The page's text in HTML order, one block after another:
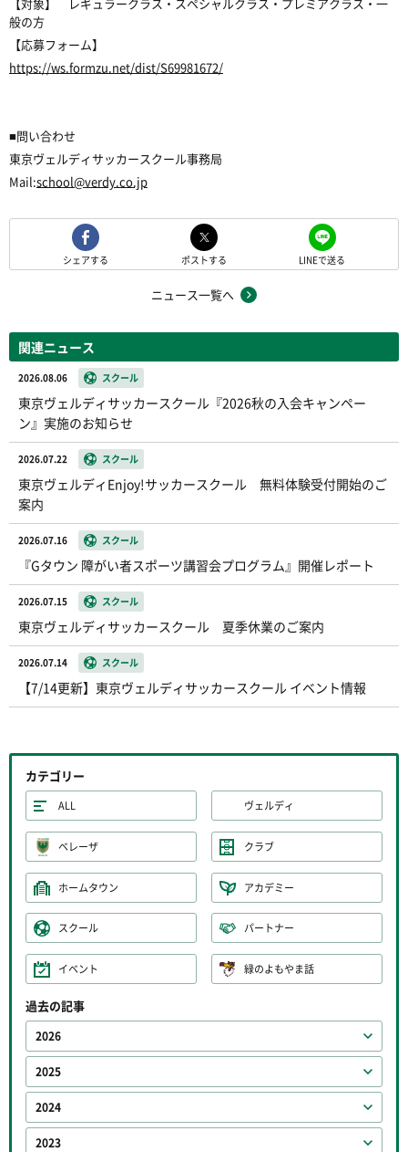
般の方
【応募フォーム】
https://ws.formzu.net/dist/S69981672/
■問い合わせ
東京ヴェルディサッカースクール事務局
Mail:school@verdy.co.jp
シェアする ポストする LINEで送る
ニュース一覧へ
関連ニュース
2026.08.06 スクール
東京ヴェルディサッカースクール『2026秋の入会キャンペー
ン』実施のお知らせ
2026.07.22 スクール
東京ヴェルディEnjoy!サッカースクール 無料体験受付開始のご
案内
2026.07.16 スクール
『Gタウン 障がい者スポーツ講習会プログラム』開催レポート
2026.07.15 スクール
東京ヴェルディサッカースクール 夏季休業のご案内
2026.07.14 スクール
【7/14更新】東京ヴェルディサッカースクール イベント情報
カテゴリー
ALL ヴェルディ
ベレーザ クラブ
ホームタウン アカデミー
スクール パートナー
イベント 緑のよもやま話
過去の記事
2026
2025
2024
2023